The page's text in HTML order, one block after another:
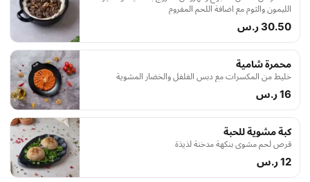
الليمون والثوم مع اضافة اللحم المفروم
30.50 ر.س
محمرة شامية
خليط من المكسرات مع دبس الفلفل والخضار المشوية
16 ر.س
كبة مشوية للحبة
قرص لحم مشوي بنكهة مدخنة لذيذة
12 ر.س